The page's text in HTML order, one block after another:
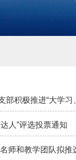
部积极推进“大学习
人”评选投票通知
师和教学团队拟推